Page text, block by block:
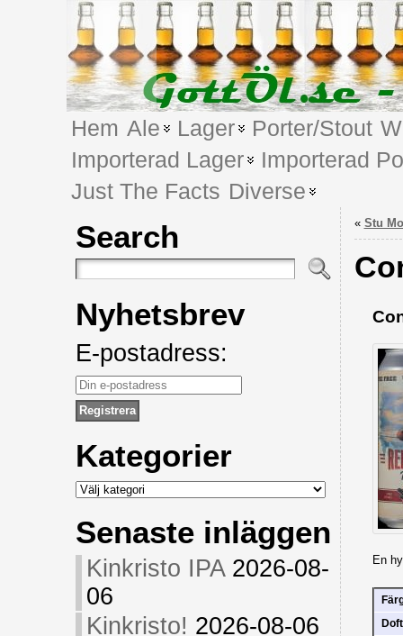
Hem Ale Lager Porter/Stout
Importerad Lager
Importerad
Just The Facts Diverse
Search
Nyhetsbrev
E-postadress:
Kategorier
Kategorier
Senaste inläggen
Kinkristo IPA 2026-08-
06
Kinkristo! 2026-08-06
« Stu
En
Doft